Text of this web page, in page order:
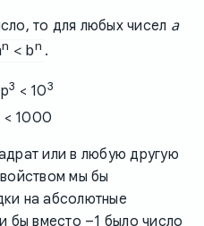
то для любых чисел a
n < bn .
3 < 103
< 1000
или в любую другую
мы бы
на абсолютные
бы вместо –1 было число